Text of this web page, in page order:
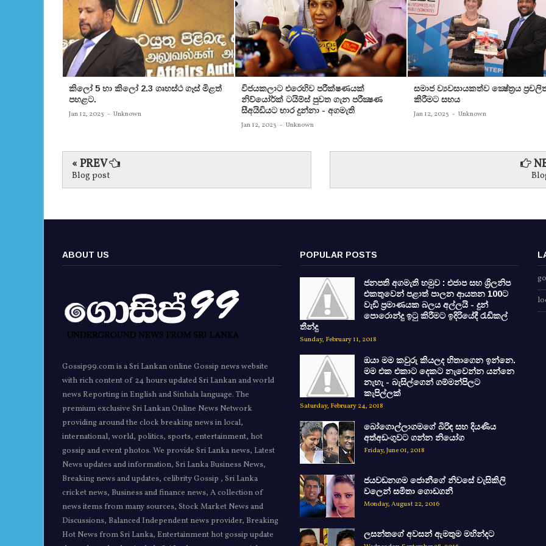
කිලෝ 5 හා කිලෝ 2.3 ගෘහස්ථ ගෑස් මිළත්
පහළට.
Jan 12, 2023 - Unknown
විජයකලාට එරෙහිව පරීක්‌ෂණයක්‌
නිව්යෝර්ක්‌ ටයිම්ස්‌ පුවත ගැන පරීක්‍ෂණ
සීඅයිඩියට භාර දුන්නා - අගමැති
Jan 12, 2023 - Unknown
සමාජ ව්‍යවසායකත්ව ක්‍ෂේත්‍රය
කිරීමට සහය
Jan 12, 2023 - Unknown
« PREV
Blog post
ABOUT US
Gossip99.com is a Sri Lankan online Gossip news website
with rich content of 24 hours updated Sri Lankan and world
news Reporting in English and Sinhala language. The
premium exclusive Sri Lankan Online News Network
providing around the clock breaking news in local,
international, world, politics, sports, entertainment, hot
gossip and event photos. We provide Sri Lanka news, Latest
News updates and information, Sri Lanka Business News,
Breaking news and updates, celibrity Gossip , Sri Lanka
cricket news, Business and finance news, A collection of
news items from many sources, Stock Market News and
Discussions, Balanced Independent news provider, Breaking
Hot News from Sri Lanka, Entertainment hot gossip update
POPULAR POSTS
ජනපති අගමැති හමුව : එජාප සහ ශ්‍රිලනිප
එකතුවෙන් පළාත් පාලන ආයතන 100ට
වැඩි ප්‍රමාණයක බලය අල්ලයි - දුන්
පොරොන්දු ඉටු කිරීමට ඉදිරියේදී රැඩිකල්
තීන්දු
Sunday, February 11, 2018
ඔයා මම කවුරු කියලද හිතාගෙන ඉන්නෙ.
මම එක එකාට දෙකට නැවෙන්න යන්නෙ
නැහැ - බැසිල්ගෙන් ගම්මන්පිලට
කැපිල්ලක්
Saturday, February 24, 2018
බෝගොල්ලාගමගේ බිරිඳ සහ දියණිය
අත්අඩංගුවට ගන්න නියෝග
Friday, June 01, 2018
ජයවඩනගම ජොනීගේ නිවසේ වැසිකිලි
වලෙන් සමිතා ගොඩගනී
Monday, August 22, 2016
ලසන්තගේ අවසන් ඇමතුම මහින්දට